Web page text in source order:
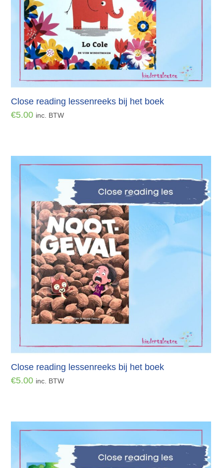
Close reading lessenreeks bij het boek
€5.00 inc. BTW
Close reading lessenreeks bij het boek
€5.00 inc. BTW